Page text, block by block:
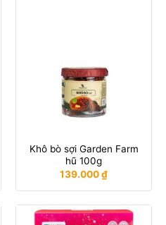
Khô bò sợi Garden Farm
hũ 100g
139.000₫